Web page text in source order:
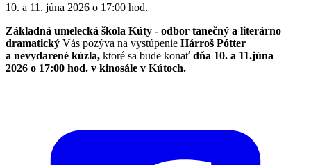
10. a 11. júna 2026 o 17:00 hod.
Základná umelecká škola Kúty - odbor tanečný a literárno
dramatický Vás pozýva na vystúpenie Hárroš Pótter
a nevydarené kúzla, ktoré sa bude konať dňa 10. a 11.júna
2026 o 17:00 hod. v kinosále v Kútoch.